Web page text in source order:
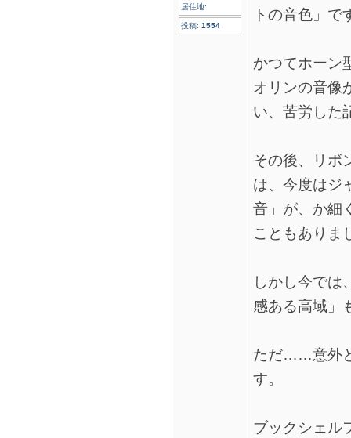
居住地:
投稿: 1554
トの音色」で
かつてホーン
オリンの音像
い、苦労した
その後、リボ
は、今度はジ
音」が、か細
こともありま
しかし今では
感ある高域」
ただ……意外
す。
ブックシェル